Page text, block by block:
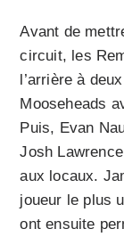
Avant de
circuit, les
l’arrière à
Mooseheads
Puis, Evan
Josh
aux locaux.
joueur le plus
ont ensuite